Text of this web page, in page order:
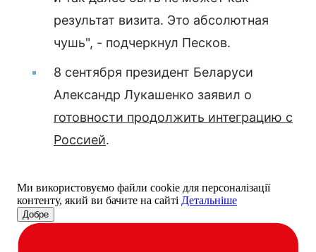
результат визита. Это абсолютная
чушь", - подчеркнул Песков.
8 сентября президент Беларуси
Александр Лукашенко заявил о
готовности продолжить интеграцию с
Россией.